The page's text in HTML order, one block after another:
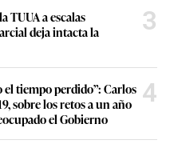
TUUA a escalas
deja intacta la
3
tiempo perdido”: Carlos
sobre los retos a un año
el Gobierno
4